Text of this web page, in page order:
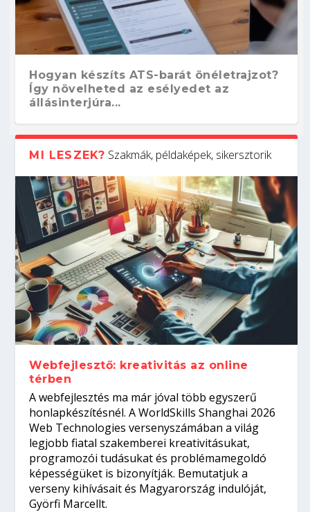
Hogyan készíts ATS-barát önéletrajzot?
Így növelheted az esélyedet az
állásinterjúra...
Kitalálod, mire használják ezeket a
gépeket?
Nem sikerült az egyetemi felvételi?
Tanulj szakmát!
Szoftverfejlesztő: verseny kódban –
amikor néhány sor program dönti el a
világversenyt...
Digitális detox – hogyan kapcsolódj ki
telefon nélkül?
MI LESZEK? Szakmák, példaképek, sikersztorik
Webfejlesztő: kreativitás az online
térben
A webfejlesztés ma már jóval több egyszerű
honlapkészítésnél. A WorldSkills Shanghai 2026
Web Technologies versenyszámában a világ
legjobb fiatal szakemberei kreativitásukat,
programozói tudásukat és problémamegoldó
képességüket is bizonyítják. Bemutatjuk a
verseny kihívásait és Magyarország indulóját,
Györfi Marcellt.